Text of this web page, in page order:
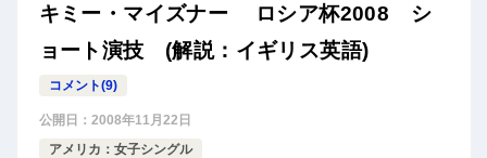
キミー・マイズナー ロシア杯2008 シ
ョート演技 (解説：イギリス英語)
コメント(9)
公開日： 2008年11月22日
アメリカ：女子シングル